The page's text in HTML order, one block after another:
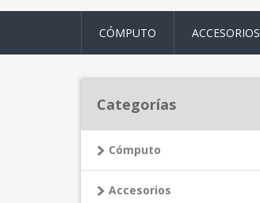
CÓMPUTO ACCESORIOS
Categorías
Cómputo
Accesorios